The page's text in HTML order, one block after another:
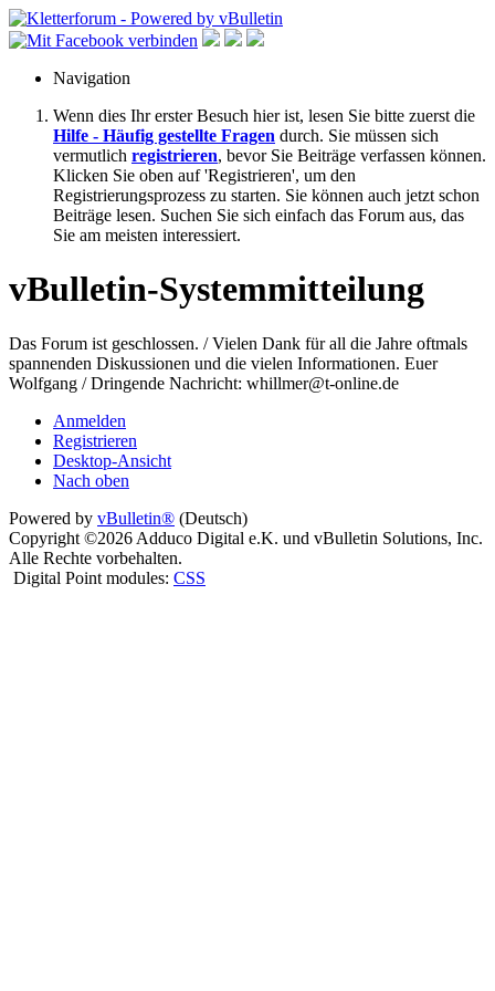
Navigation
Wenn dies Ihr erster Besuch hier ist, lesen Sie bitte zuerst die
Hilfe - Häufig gestellte Fragen durch. Sie müssen sich
vermutlich registrieren, bevor Sie Beiträge verfassen können.
Klicken Sie oben auf 'Registrieren', um den
Registrierungsprozess zu starten. Sie können auch jetzt schon
Beiträge lesen. Suchen Sie sich einfach das Forum aus, das
Sie am meisten interessiert.
vBulletin-Systemmitteilung
Das Forum ist geschlossen. / Vielen Dank für all die Jahre oftmals
spannenden Diskussionen und die vielen Informationen. Euer
Wolfgang / Dringende Nachricht: whillmer@t-online.de
Anmelden
Registrieren
Desktop-Ansicht
Nach oben
Powered by vBulletin® (Deutsch)
Copyright ©2026 Adduco Digital e.K. und vBulletin Solutions, Inc.
Alle Rechte vorbehalten.
Digital Point modules: CSS